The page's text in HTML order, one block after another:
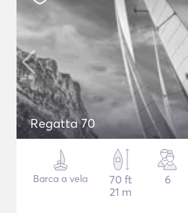
Regatta 70
Barca a vela
70 ft
21 m
6